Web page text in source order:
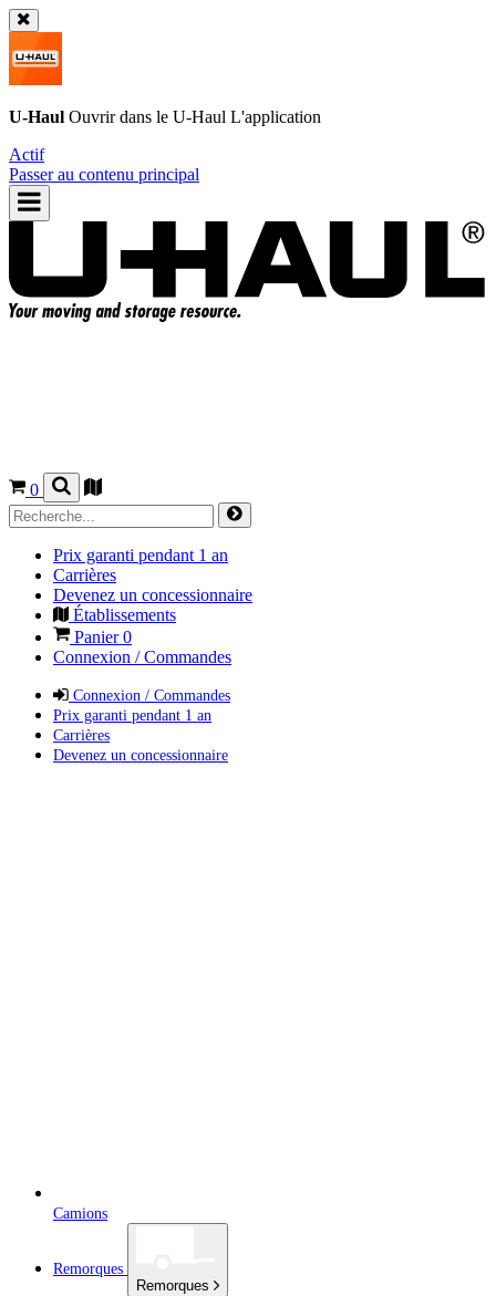
U-Haul Ouvrir dans le U-Haul L'application
Actif
Passer au contenu principal
0
Prix garanti pendant 1 an
Carrières
Devenez un concessionnaire
Établissements
Panier0
Connexion / Commandes
Connexion / Commandes
Prix garanti pendant 1 an
Carrières
Devenez un concessionnaire
Camions
Remorques
Remorques